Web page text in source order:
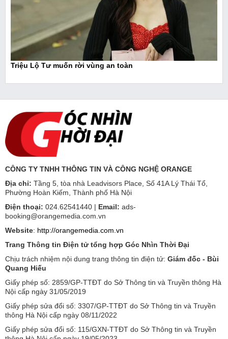
Triệu Lộ Tư muốn rời vùng an toàn
CÔNG TY TNHH THÔNG TIN VÀ CÔNG NGHỆ ORANGE
Địa chỉ: Tầng 5, tòa nhà Leadvisors Place, Số 41A Lý Thái Tổ,
Phường Hoàn Kiếm, Thành phố Hà Nội
Điện thoại: 024.62541440 | Email: ads-
booking@orangemedia.com.vn
Website: http://orangemedia.com.vn
Trang Thông tin Điện tử tổng hợp Góc Nhìn Thời Đại
Chịu trách nhiệm nội dung trang thông tin điện tử: Giám đốc - Bùi
Quang Hiếu
Giấy phép số: 2859/GP-TTĐT do Sở Thông tin và Truyền thông Hà
Nội cấp ngày 31/05/2019
Giấy phép sửa đổi số: 3307/GP-TTĐT do Sở Thông tin và Truyền
thông Hà Nội cấp ngày 08/11/2022
Giấy phép sửa đổi số: 115/GXN-TTĐT do Sở Thông tin và Truyền